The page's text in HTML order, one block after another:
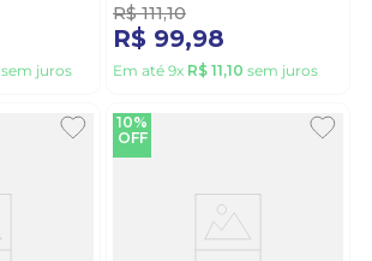
sem juros
R$ 111,10
R$ 99,98
Em até 9x R$ 11,10 sem juros
10%
OFF